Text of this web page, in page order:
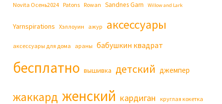
Novita Осень2024 Patons Rowan Sandnes Garn Willow and Lark
Yarnspirations Хэллоуин ажур аксессуары
аксессуары для дома араны бабушкин квадрат
бесплатно вышивка детский джемпер
жаккард женский кардиган круглая кокетка